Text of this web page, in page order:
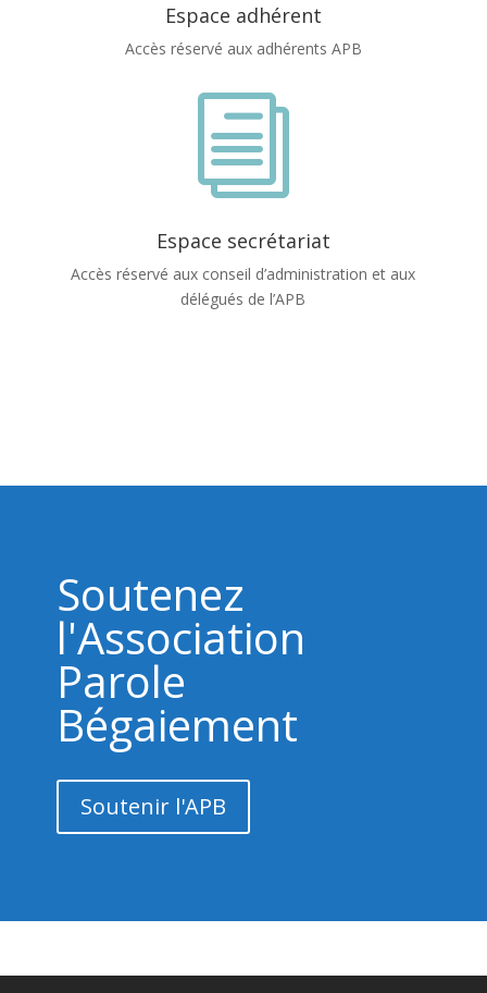
Espace adhérent
Accès réservé aux adhérents APB
i
Espace secrétariat
Accès réservé aux conseil d’administration et aux
délégués de l’APB
Soutenez
l'Association
Parole
Bégaiement
Soutenir l'APB